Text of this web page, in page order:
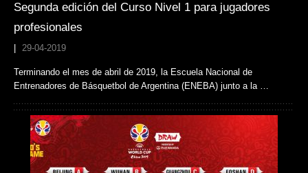
Segunda edición del Curso Nivel 1 para jugadores
profesionales
29-04-2019
Terminando el mes de abril de 2019, la Escuela Nacional de
Entrenadores de Básquetbol de Argentina (ENEBA) junto a la …